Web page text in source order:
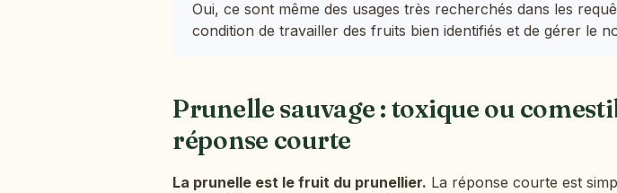
Oui, ce sont même des usages très recherchés dans les
condition de travailler des fruits bien identifiés et de gérer le
Prunelle sauvage : toxique ou
réponse courte
La prunelle est le fruit du prunellier. La réponse courte est